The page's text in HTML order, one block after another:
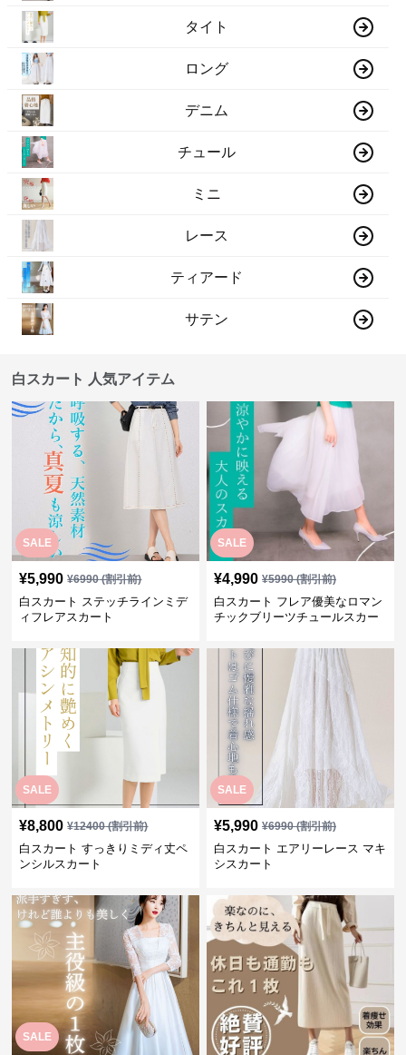
タイト
ロング
デニム
チュール
ミニ
レース
ティアード
サテン
白スカート 人気アイテム
SALE
¥5,990 ¥6990(割引前)
白スカート ステッチラインミデ
ィフレアスカート
SALE
¥4,990 ¥5990(割引前)
白スカート フレア優美なロマン
チックブリーツチュールスカー
SALE
¥8,800 ¥12400(割引前)
白スカート すっきりミディ丈ペ
ンシルスカート
SALE
¥5,990 ¥6990(割引前)
白スカート エアリーレース マキ
シスカート
SALE